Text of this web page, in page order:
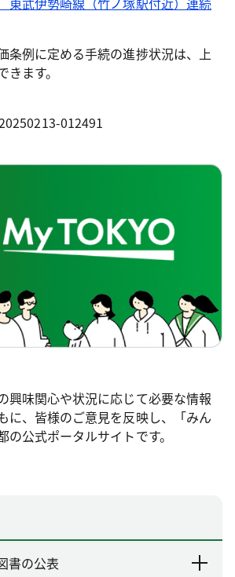
条例に定める手続の進捗状況は、上
ます。
012491
興味関心や状況に応じて必要な情報
に、皆様のご意見を反映し、「みん
の公式ポータルサイトです。
書の公表